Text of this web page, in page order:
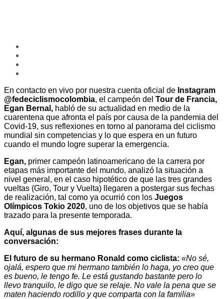
En contacto en vivo por nuestra cuenta oficial de Instagram
@fedeciclismocolombia, el campeón del Tour de Francia,
Egan Bernal, habló de su actualidad en medio de la
cuarentena que afronta el país por causa de la pandemia del
Covid-19, sus reflexiones en torno al panorama del ciclismo
mundial sin competencias y lo que espera en un futuro
cuando el mundo logre superar la emergencia.
Egan, primer campeón latinoamericano de la carrera por
etapas más importante del mundo, analizó la situación a
nivel general, en el caso hipotético de que las tres grandes
vueltas (Giro, Tour y Vuelta) llegaren a postergar sus fechas
de realización, tal como ya ocurrió con los Juegos
Olímpicos Tokio 2020, uno de los objetivos que se había
trazado para la presente temporada.
Aquí, algunas de sus mejores frases durante la
conversación:
El futuro de su hermano Ronald como ciclista: «No sé,
ojalá, espero que mi hermano también lo haga, yo creo que
es bueno, le tengo fe. Le está gustando bastante pero lo
llevo tranquilo, le digo que se relaje. No vale la pena que se
maten haciendo rodillo y que comparta con la familia»